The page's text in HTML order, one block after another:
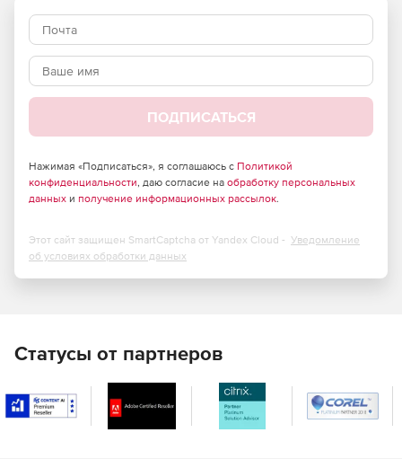
ПОДПИСАТЬСЯ
Нажимая «Подписаться», я соглашаюсь с Политикой
конфиденциальности, даю согласие на обработку персональных
данных и получение информационных рассылок.
Этот сайт защищен SmartCaptcha от Yandex Cloud - Уведомление
об условиях обработки данных
Статусы от партнеров